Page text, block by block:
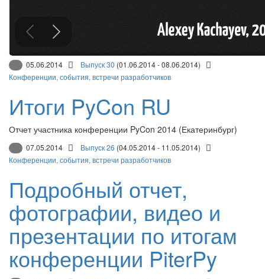
05.06.2014 Выпуск 30 (01.06.2014 - 08.06.2014)
Конференции, события, встречи разработчиков
Итоги PyCon RU
Отчет участника конференции PyCon 2014 (Екатеринбург)
07.05.2014 Выпуск 26 (04.05.2014 - 11.05.2014)
Конференции, события, встречи разработчиков
Подробный отчет,
фотографии, видео и
презентации по итогам
конференции PiterPy